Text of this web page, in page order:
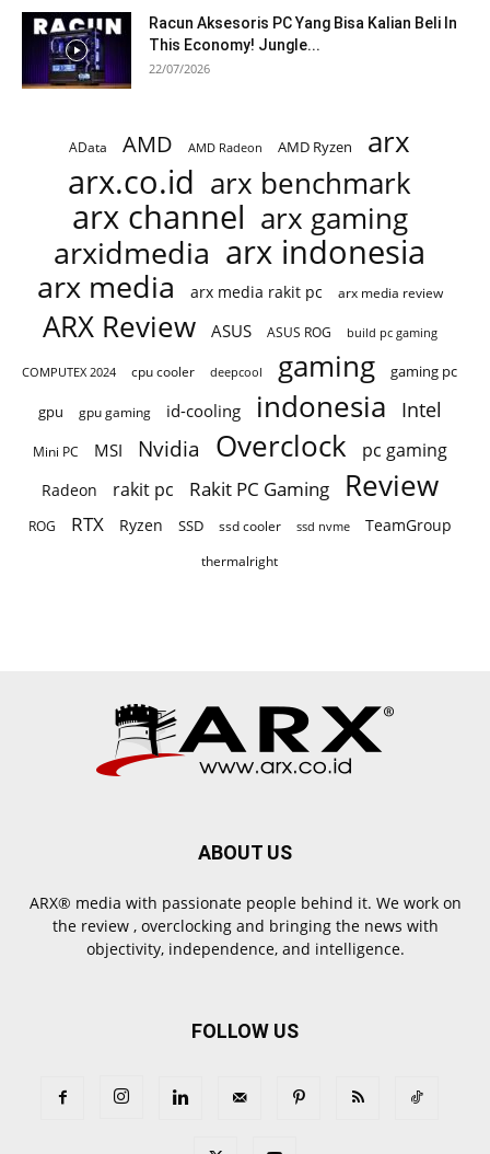
Racun Aksesoris PC Yang Bisa Kalian Beli In
This Economy! Jungle...
22/07/2026
AData AMD AMD Radeon AMD Ryzen arx
arx.co.id arx benchmark
arx channel arx gaming
arxidmedia arx indonesia
arx media arx media rakit pc arx media review
ARX Review ASUS ASUS ROG build pc gaming
COMPUTEX 2024 cpu cooler deepcool gaming gaming pc
gpu gpu gaming id-cooling indonesia Intel
Mini PC MSI Nvidia Overclock pc gaming
Radeon rakit pc Rakit PC Gaming Review
ROG RTX Ryzen SSD ssd cooler ssd nvme TeamGroup
thermalright
ABOUT US
ARX® media with passionate people behind it. We work on
the review , overclocking and bringing the news with
objectivity, independence, and intelligence.
FOLLOW US